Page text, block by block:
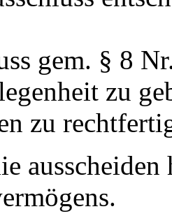
gem. § 8
zu
zu
ausscheiden